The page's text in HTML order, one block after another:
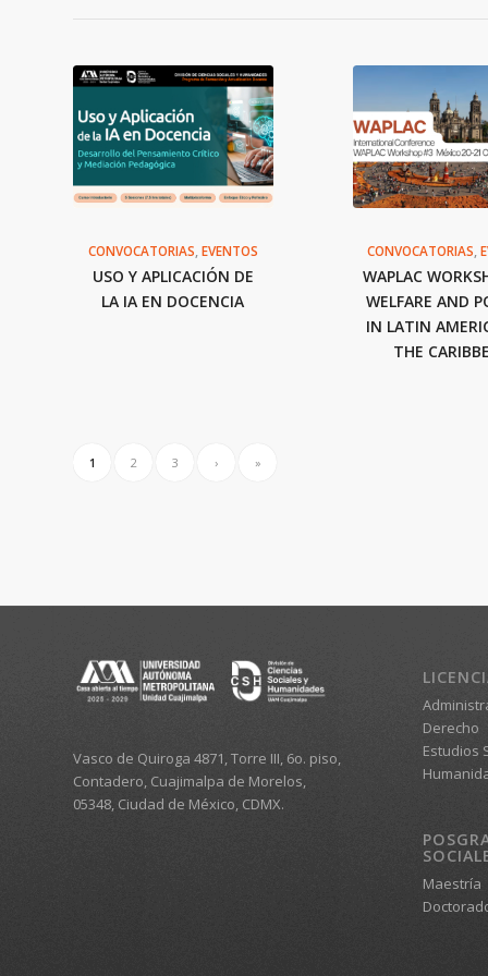
CONVOCATORIAS EVENTOS
USO Y APLICACIÓN DE
LA IA EN DOCENCIA
CONVOCATORIAS ,
WAPLAC
WELFARE AND
IN LATIN
THE
1 2 3 › »
Vasco de Quiroga 4871, Torre III, 6o. piso,
Contadero, Cuajimalpa de Morelos,
05348, Ciudad de México, CDMX.
Derecho
Estudios
Maestría